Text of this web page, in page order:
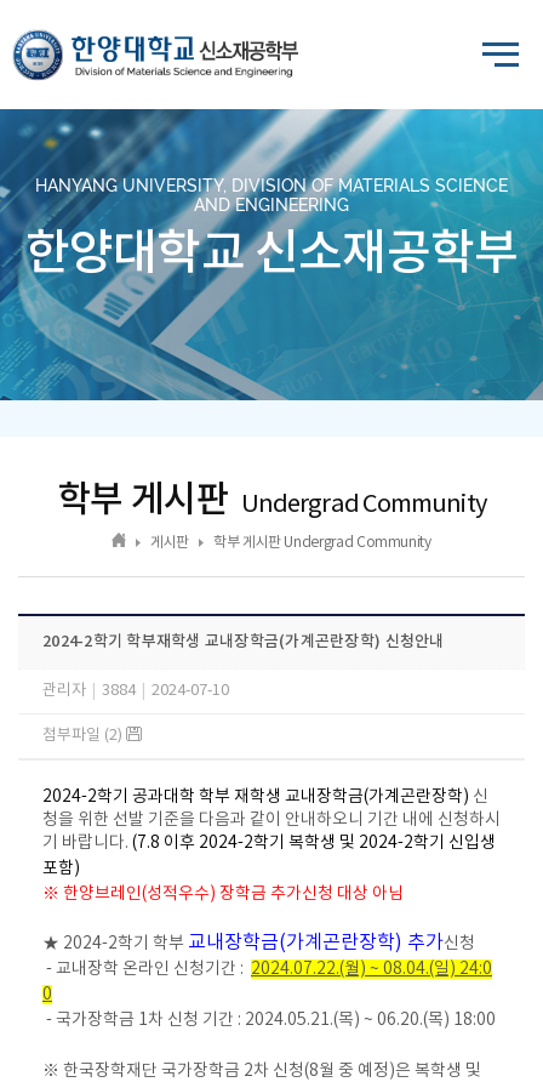
HANYANG UNIVERSITY, DIVISION OF MATERIALS SCIENCE
AND ENGINEERING
한양대학교 신소재공학부
학부 게시판 Undergrad Community
게시판 학부 게시판 Undergrad Community
2024-2학기 학부재학생 교내장학금(가계곤란장학) 신청안내
관리자 3884 2024-07-10
첨부파일 (2)
2024-2학기 공과대학 학부 재학생 교내장학금(가계곤란장학) 신
청을 위한 선발 기준을 다음과 같이 안내하오니 기간 내에 신청하시
기 바랍니다. (7.8 이후 2024-2학기 복학생 및 2024-2학기 신입생
포함)
※ 한양브레인(성적우수) 장학금 추가신청 대상 아님
★ 2024-2학기 학부 교내장학금(가계곤란장학) 추가신청
- 교내장학 온라인 신청기간 : 2024.07.22.(월) ~ 08.04.(일) 24:0
0
- 국가장학금 1차 신청 기간 : 2024.05.21.(목) ~ 06.20.(목) 18:00
※ 한국장학재단 국가장학금 2차 신청(8월 중 예정)은 복학생 및